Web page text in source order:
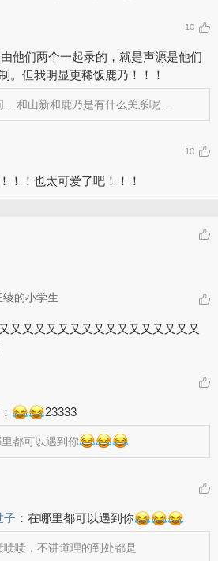
10
他们两个一起录的，就是声源是他们
。但我明显更稀饭鹿乃！！！
....和山新和鹿乃是有什么关系呢...
10
！！也太可爱了吧！！！
的小学生
又又又又又又又又又又又又又又又又
： 23333
都可以遇到你
子 ： 在哪里都可以遇到你
啧啧，不讲道理的到处都是